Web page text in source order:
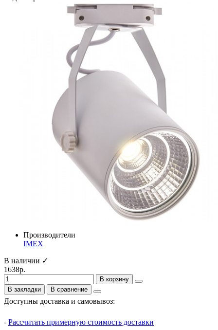
Производители
IMEX
В наличии ✓
1638р.
В корзину
В закладки
В сравнение
Доступны доставка и самовывоз:
- Рассчитать примерную стоимость доставки